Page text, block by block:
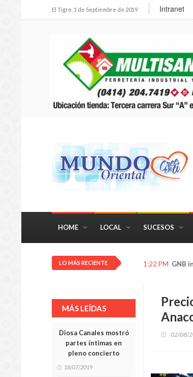
El Tigre, 1 de Septiembre de 2019 Intranet
HOME LOCAL SUCESOS
LO MÁS RECIENTE 12:16 PM
MÁS LEÍDAS
Diosa Canales mostró
partes íntimas en
pleno concierto
18/07/2019
02/08/